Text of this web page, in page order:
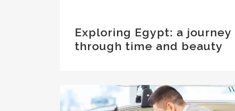
Exploring Egypt: a journey
through time and beauty